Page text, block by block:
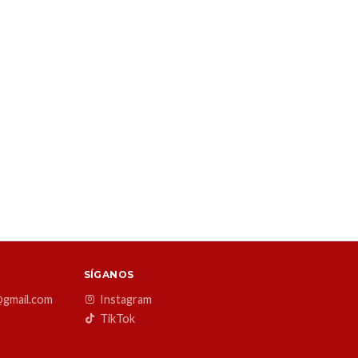
SÍGANOS
Instagram
TikTok